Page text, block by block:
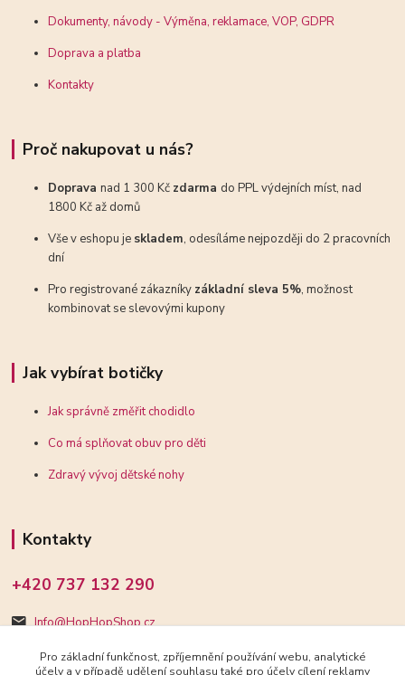
Dokumenty, návody - Výměna, reklamace, VOP, GDPR
Doprava a platba
Kontakty
Proč nakupovat u nás?
Dopravanad 1 300 Kč zdarma do PPL výdejních míst, nad
1800 Kč až domů
Vše v eshopu je skladem, odesíláme nejpozději do 2 pracovních
dní
Pro registrované zákazníky základní sleva 5%, možnost
kombinovat se slevovými kupony
Jak vybírat botičky
Jak správně změřit chodidlo
Co má splňovat obuv pro děti
Zdravý vývoj dětské nohy
Kontakty
+420 737 132 290
Info@HopHopShop.cz
Pro základní funkčnost, zpříjemnění používání webu, analytické
účely a v případě udělení souhlasu také pro účely cílení reklamy